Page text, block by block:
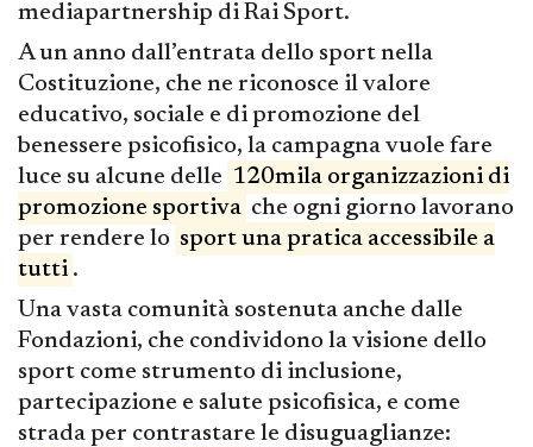
mediapartnership di Rai Sport.
A un anno dall’entrata dello sport nella
Costituzione, che ne riconosce il valore
educativo, sociale e di promozione del
benessere psicofisico, la campagna vuole fare
luce su alcune delle 120mila organizzazioni di
promozione sportiva che ogni giorno lavorano
per rendere lo sport una pratica accessibile a
tutti .
Una vasta comunità sostenuta anche dalle
Fondazioni, che condividono la visione dello
sport come strumento di inclusione,
partecipazione e salute psicofisica, e come
strada per contrastare le disuguaglianze: